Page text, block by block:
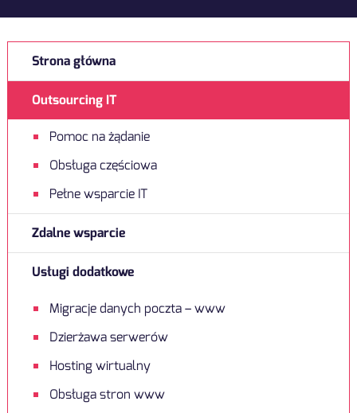
Strona główna
Outsourcing IT
Pomoc na żądanie
Obsługa częściowa
Pełne wsparcie IT
Zdalne wsparcie
Usługi dodatkowe
Migracje danych poczta – www
Dzierżawa serwerów
Hosting wirtualny
Obsługa stron www